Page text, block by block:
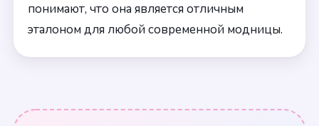
понимают, что она является отличным
эталоном для любой современной модницы.